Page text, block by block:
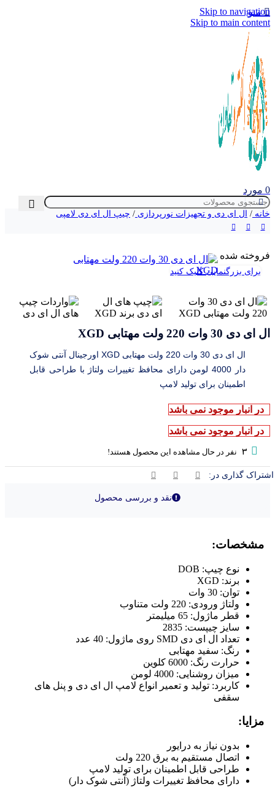
Skip to navigation
Skip to main content
منو
0 مورد
خانه / ال‌ ای‌ دی و تجهیزات نورپردازی / چیپ ال ای دی لامپی
فروخته شده
برای بزرگنمایی کلیک کنید
ال ای دی 30 وات 220 ولت مهتابی XGD
ال ای دی 30 وات 220 ولت مهتابی XGD اورجینال آنتی شوک
دار 4000 لومن دارای محافظ تغییرات ولتاژ با طراحی قابل
اطمینان برای تولید لامپ
در انبار موجود نمی باشد
در انبار موجود نمی باشد
3 نفر در حال مشاهده این محصول هستند!
اشتراک گذاری در:
نقد و بررسی محصول
مشخصات:
نوع چیپ: DOB
برند: XGD
توان: 30 وات
ولتاژ ورودی: 220 ولت متناوب
قطر ماژول: 65 میلیمتر
سایز چیپست: 2835
تعداد ال ای دی SMD روی ماژول: 40 عدد
رنگ: سفید مهتابی
حرارت رنگ: 6000 کلوین
میزان روشنایی: 4000 لومن
کاربرد: تولید و تعمیر انواع لامپ ال ای دی و پنل های
سقفی
مزایا:
بدون نیاز به درایور
اتصال مستقیم به برق 220 ولت
طراحی قابل اطمینان برای تولید لامپ
دارای محافظ تغییرات ولتاژ (آنتی شوک‌ دار)